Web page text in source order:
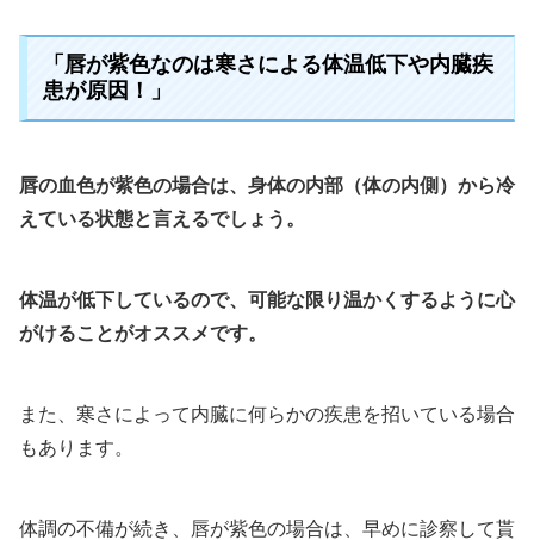
「唇が紫色なのは寒さによる体温低下や内臓疾
患が原因！」
唇の血色が紫色の場合は、身体の内部（体の内側）から冷
えている状態と言えるでしょう。
体温が低下しているので、可能な限り温かくするように心
がけることがオススメです。
また、寒さによって内臓に何らかの疾患を招いている場合
もあります。
体調の不備が続き、唇が紫色の場合は、早めに診察して貰